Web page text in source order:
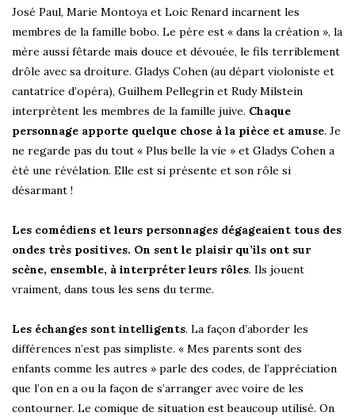
José Paul, Marie Montoya et Loic Renard incarnent les
membres de la famille bobo. Le père est « dans la création », la
mère aussi fêtarde mais douce et dévouée, le fils terriblement
drôle avec sa droiture. Gladys Cohen (au départ violoniste et
cantatrice d’opéra), Guilhem Pellegrin et Rudy Milstein
interprètent les membres de la famille juive. Chaque
personnage apporte quelque chose à la pièce et amuse. Je
ne regarde pas du tout « Plus belle la vie » et Gladys Cohen a
été une révélation. Elle est si présente et son rôle si
désarmant !
Les comédiens et leurs personnages dégageaient tous des
ondes très positives. On sent le plaisir qu’ils ont sur
scène, ensemble, à interpréter leurs rôles. Ils jouent
vraiment, dans tous les sens du terme.
Les échanges sont intelligents. La façon d’aborder les
différences n’est pas simpliste. « Mes parents sont des
enfants comme les autres » parle des codes, de l’appréciation
que l’on en a ou la façon de s’arranger avec voire de les
contourner. Le comique de situation est beaucoup utilisé. On